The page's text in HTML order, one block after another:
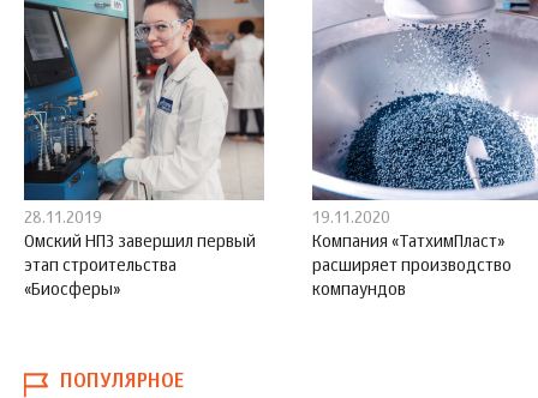
28.11.2019
Омский НПЗ завершил первый
этап строительства
«Биосферы»
19.11.2020
Компания «ТатхимПласт»
расширяет производство
компаундов
ПОПУЛЯРНОЕ